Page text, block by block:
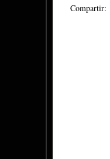
Compartir: